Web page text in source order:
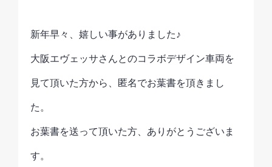
新年早々、嬉しい事がありました♪
大阪エヴェッサさんとのコラボデザイン車両を
見て頂いた方から、匿名でお葉書を頂きまし
た。
お葉書を送って頂いた方、ありがとうございま
す。